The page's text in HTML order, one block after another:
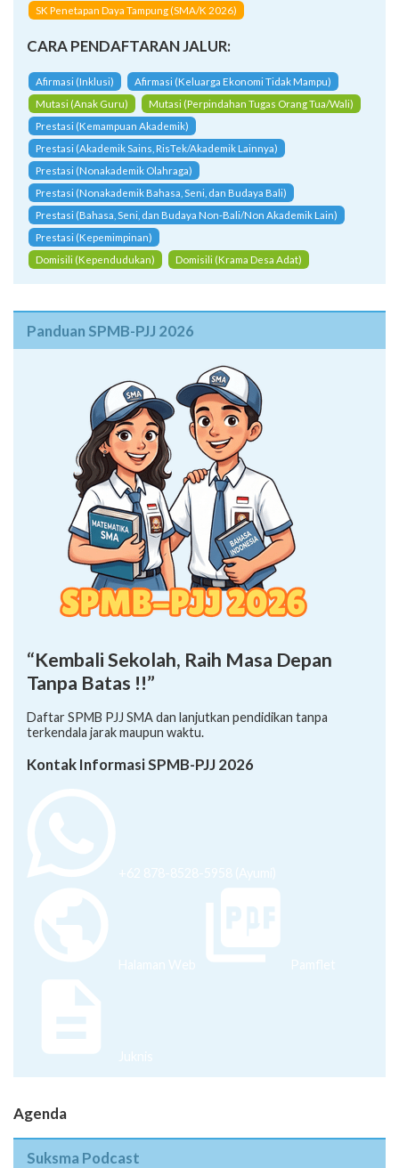
SK Penetapan Daya Tampung (SMA/K 2026)
CARA PENDAFTARAN JALUR:
Afirmasi (Inklusi)
Afirmasi (Keluarga Ekonomi Tidak Mampu)
Mutasi (Anak Guru)
Mutasi (Perpindahan Tugas Orang Tua/Wali)
Prestasi (Kemampuan Akademik)
Prestasi (Akademik Sains, RisTek/Akademik Lainnya)
Prestasi (Nonakademik Olahraga)
Prestasi (Nonakademik Bahasa, Seni, dan Budaya Bali)
Prestasi (Bahasa, Seni, dan Budaya Non-Bali/Non Akademik Lain)
Prestasi (Kepemimpinan)
Domisili (Kependudukan)
Domisili (Krama Desa Adat)
Panduan SPMB-PJJ 2026
“Kembali Sekolah, Raih Masa Depan
Tanpa Batas !!”
Daftar SPMB PJJ SMA dan lanjutkan pendidikan tanpa
terkendala jarak maupun waktu.
Kontak Informasi SPMB-PJJ 2026
+62 878-8528-5958 (Ayumi)
Halaman Web Pamflet
Juknis
Agenda
Suksma Podcast